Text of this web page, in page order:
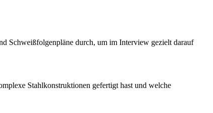
Schweißfolgenpläne durch, um im Interview gezielt darauf
Stahlkonstruktionen gefertigt hast und welche